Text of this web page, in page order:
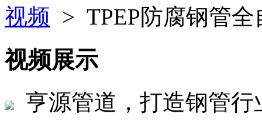
视频 > TPEP防腐钢管
视频展示
亨源管道，打造钢管